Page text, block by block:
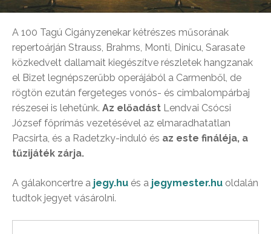
A 100 Tagú Cigányzenekar kétrészes műsorának
repertoárján Strauss, Brahms, Monti, Dinicu, Sarasate
közkedvelt dallamait kiegészítve részletek hangzanak
el Bizet legnépszerűbb operájából a Carmenből, de
rögtön ezután fergeteges vonós- és cimbalompárbaj
részesei is lehetünk. Az előadást Lendvai Csócsi
József főprímás vezetésével az elmaradhatatlan
Pacsirta, és a Radetzky-induló és az este fináléja, a
tűzijáték zárja.
A gálakoncertre a jegy.hu és a jegymester.hu oldalán
tudtok jegyet vásárolni.